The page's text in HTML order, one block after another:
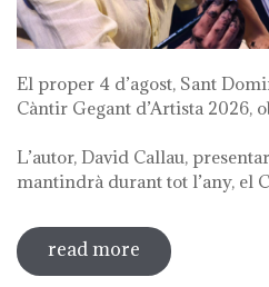
El proper 4 d’agost, Sant
Càntir Gegant d’Artista 2026,
L’autor, David Callau,
mantindrà durant tot l’any, el
read more sobre
d'artista